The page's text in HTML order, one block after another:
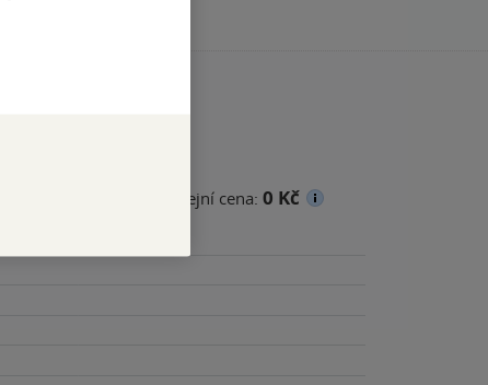
Minimální prodejní cena: 0 Kč